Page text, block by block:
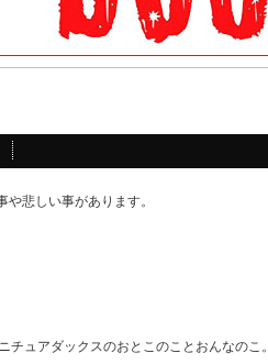
や悲しい事があります。
チュアダックスのおとこのことおんなのこ。